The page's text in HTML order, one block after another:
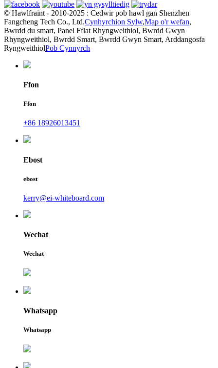
© Hawlfraint - 2010-2025 : Cedwir pob hawl gan Shenzhen
Fangcheng Tech Co., Ltd.Cynhyrchion Sylw,Map o'r wefan,
Bwrdd du smart, Panel Fflat Rhyngweithiol, Bwrdd Gwyn
Rhyngweithiol, Bwrdd Smart, Bwrdd Gwyn Smart, Arddangosfa
RyngweithiolPob Cynnyrch
Ffon
Ffon
+86 18926013451
Ebost
ebost
kerry@ei-whiteboard.com
Wechat
Wechat
Whatsapp
Whatsapp